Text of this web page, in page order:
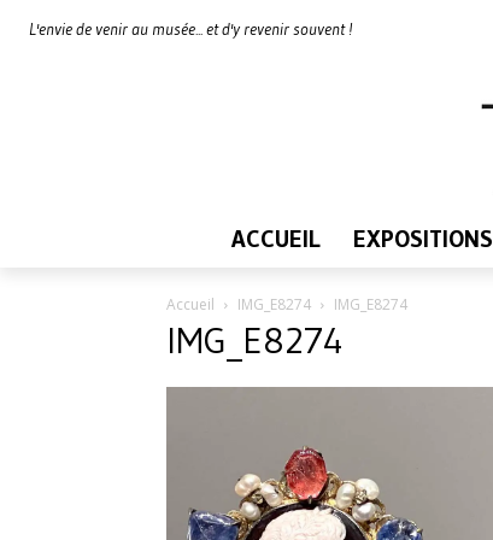
L'envie de venir au musée... et d'y revenir souvent !
ACCUEIL EXPOSITIONS
Accueil IMG_E8274 IMG_E8274
IMG_E8274